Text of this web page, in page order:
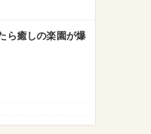
ら癒しの楽園が爆